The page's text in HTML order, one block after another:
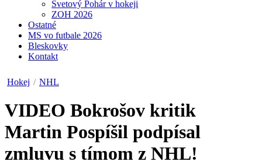
Svetový Pohár v hokeji
ZOH 2026
Ostatné
MS vo futbale 2026
Bleskovky
Kontakt
Hokej / NHL
VIDEO Bokrošov kritik
Martin Pospíšil podpísal
zmluvu s tímom z NHL!